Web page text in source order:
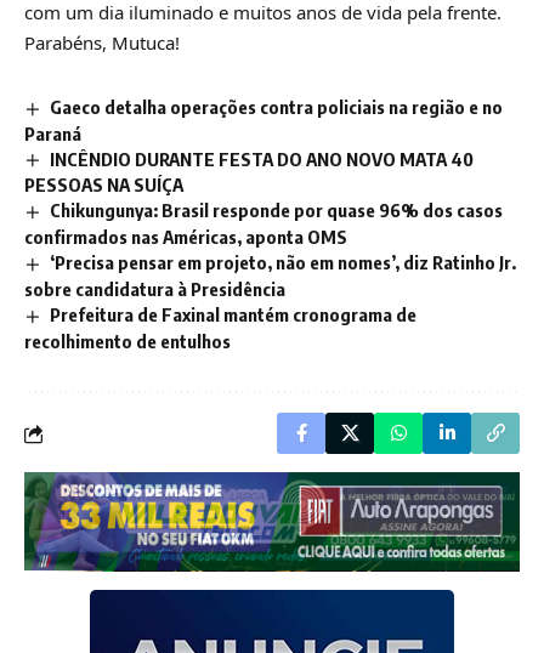
com um dia iluminado e muitos anos de vida pela frente.
Parabéns, Mutuca!
Gaeco detalha operações contra policiais na região e no
Paraná
INCÊNDIO DURANTE FESTA DO ANO NOVO MATA 40
PESSOAS NA SUÍÇA
Chikungunya: Brasil responde por quase 96% dos casos
confirmados nas Américas, aponta OMS
‘Precisa pensar em projeto, não em nomes’, diz Ratinho Jr.
sobre candidatura à Presidência
Prefeitura de Faxinal mantém cronograma de
recolhimento de entulhos